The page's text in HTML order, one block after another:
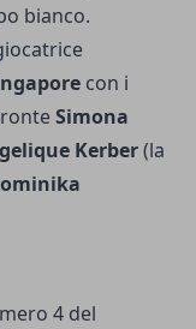
bianco.
con i
Simona
Kerber(la
4 del